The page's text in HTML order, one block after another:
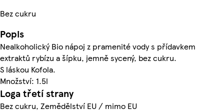
Bez cukru
Popis
Nealkoholický Bio nápoj z pramenité vody s přídavkem
extraktů rybízu a šípku, jemně sycený, bez cukru.
S láskou Kofola.
Množství: 1.5l
Loga třetí strany
Bez cukru, Zemědělství EU / mimo EU